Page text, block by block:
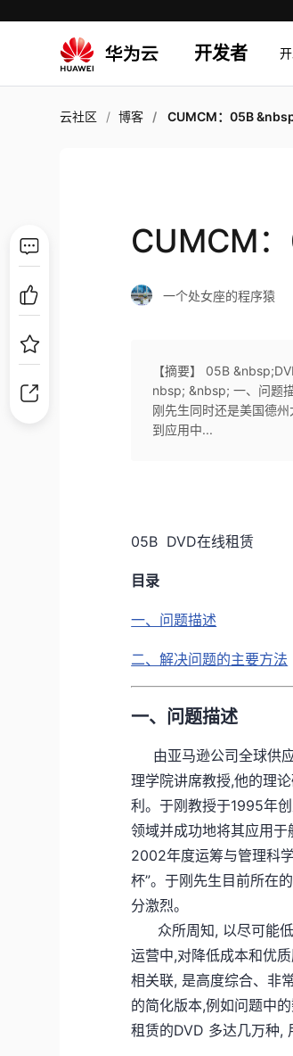
开发者
云社区 博客 CUMCM：05B
CUMCM
一个处女座的程序猿
【摘要】 05B
nbsp; &nbsp; 一、问题
刚先生同时还是美国德
到应用中...
05B DVD在线租赁
目录
一、问题描述
二、解决问题的主要方法
一、问题描述
由亚马逊公司全球供应
理学院讲席教授,他的理
利。于刚教授于1995年
领域并成功地将其应用
2002年度运筹与管理科
杯”。于刚先生目前所在
分激烈。
众所周知, 以尽可能低
运营中,对降低成本和优
相关联, 是高度综合、非
的简化版本,例如问题中
租赁的DVD 多达几万种,